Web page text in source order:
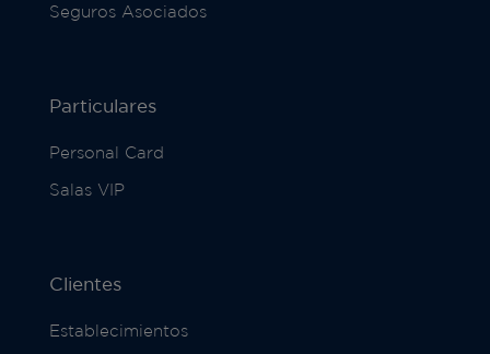
Seguros Asociados
Particulares
Personal Card
Salas VIP
Clientes
Establecimientos